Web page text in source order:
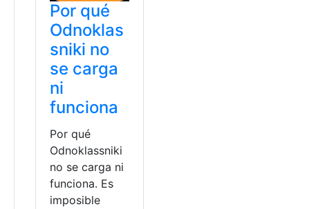
Por qué
Odnoklas
sniki no
se carga
ni
funciona
Por qué
Odnoklassniki
no se carga ni
funciona. Es
imposible